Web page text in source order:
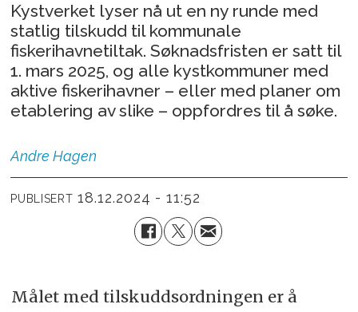
Kystverket lyser nå ut en ny runde med
statlig tilskudd til kommunale
fiskerihavnetiltak. Søknadsfristen er satt til
1. mars 2025, og alle kystkommuner med
aktive fiskerihavner – eller med planer om
etablering av slike – oppfordres til å søke.
Andre Hagen
PUBLISERT 18.12.2024 - 11:52
Målet med tilskuddsordningen er å